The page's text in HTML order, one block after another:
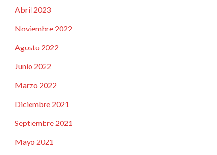
Abril 2023
Noviembre 2022
Agosto 2022
Junio 2022
Marzo 2022
Diciembre 2021
Septiembre 2021
Mayo 2021